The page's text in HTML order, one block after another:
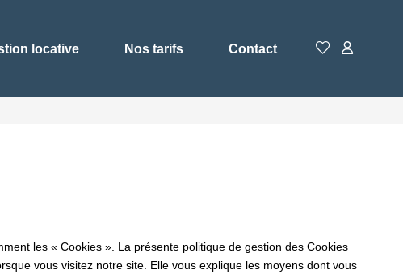
locative Nos tarifs Contact
les « Cookies ». La présente politique de gestion des Cookies
vous visitez notre site. Elle vous explique les moyens dont vous